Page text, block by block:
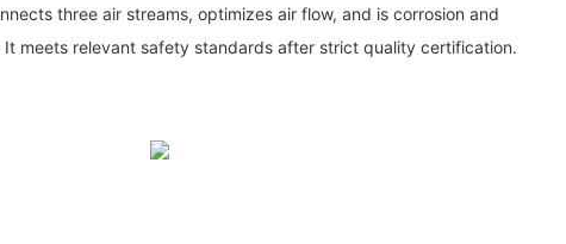
three air streams, optimizes air flow, and is corrosion and
meets relevant safety standards after strict quality certification.